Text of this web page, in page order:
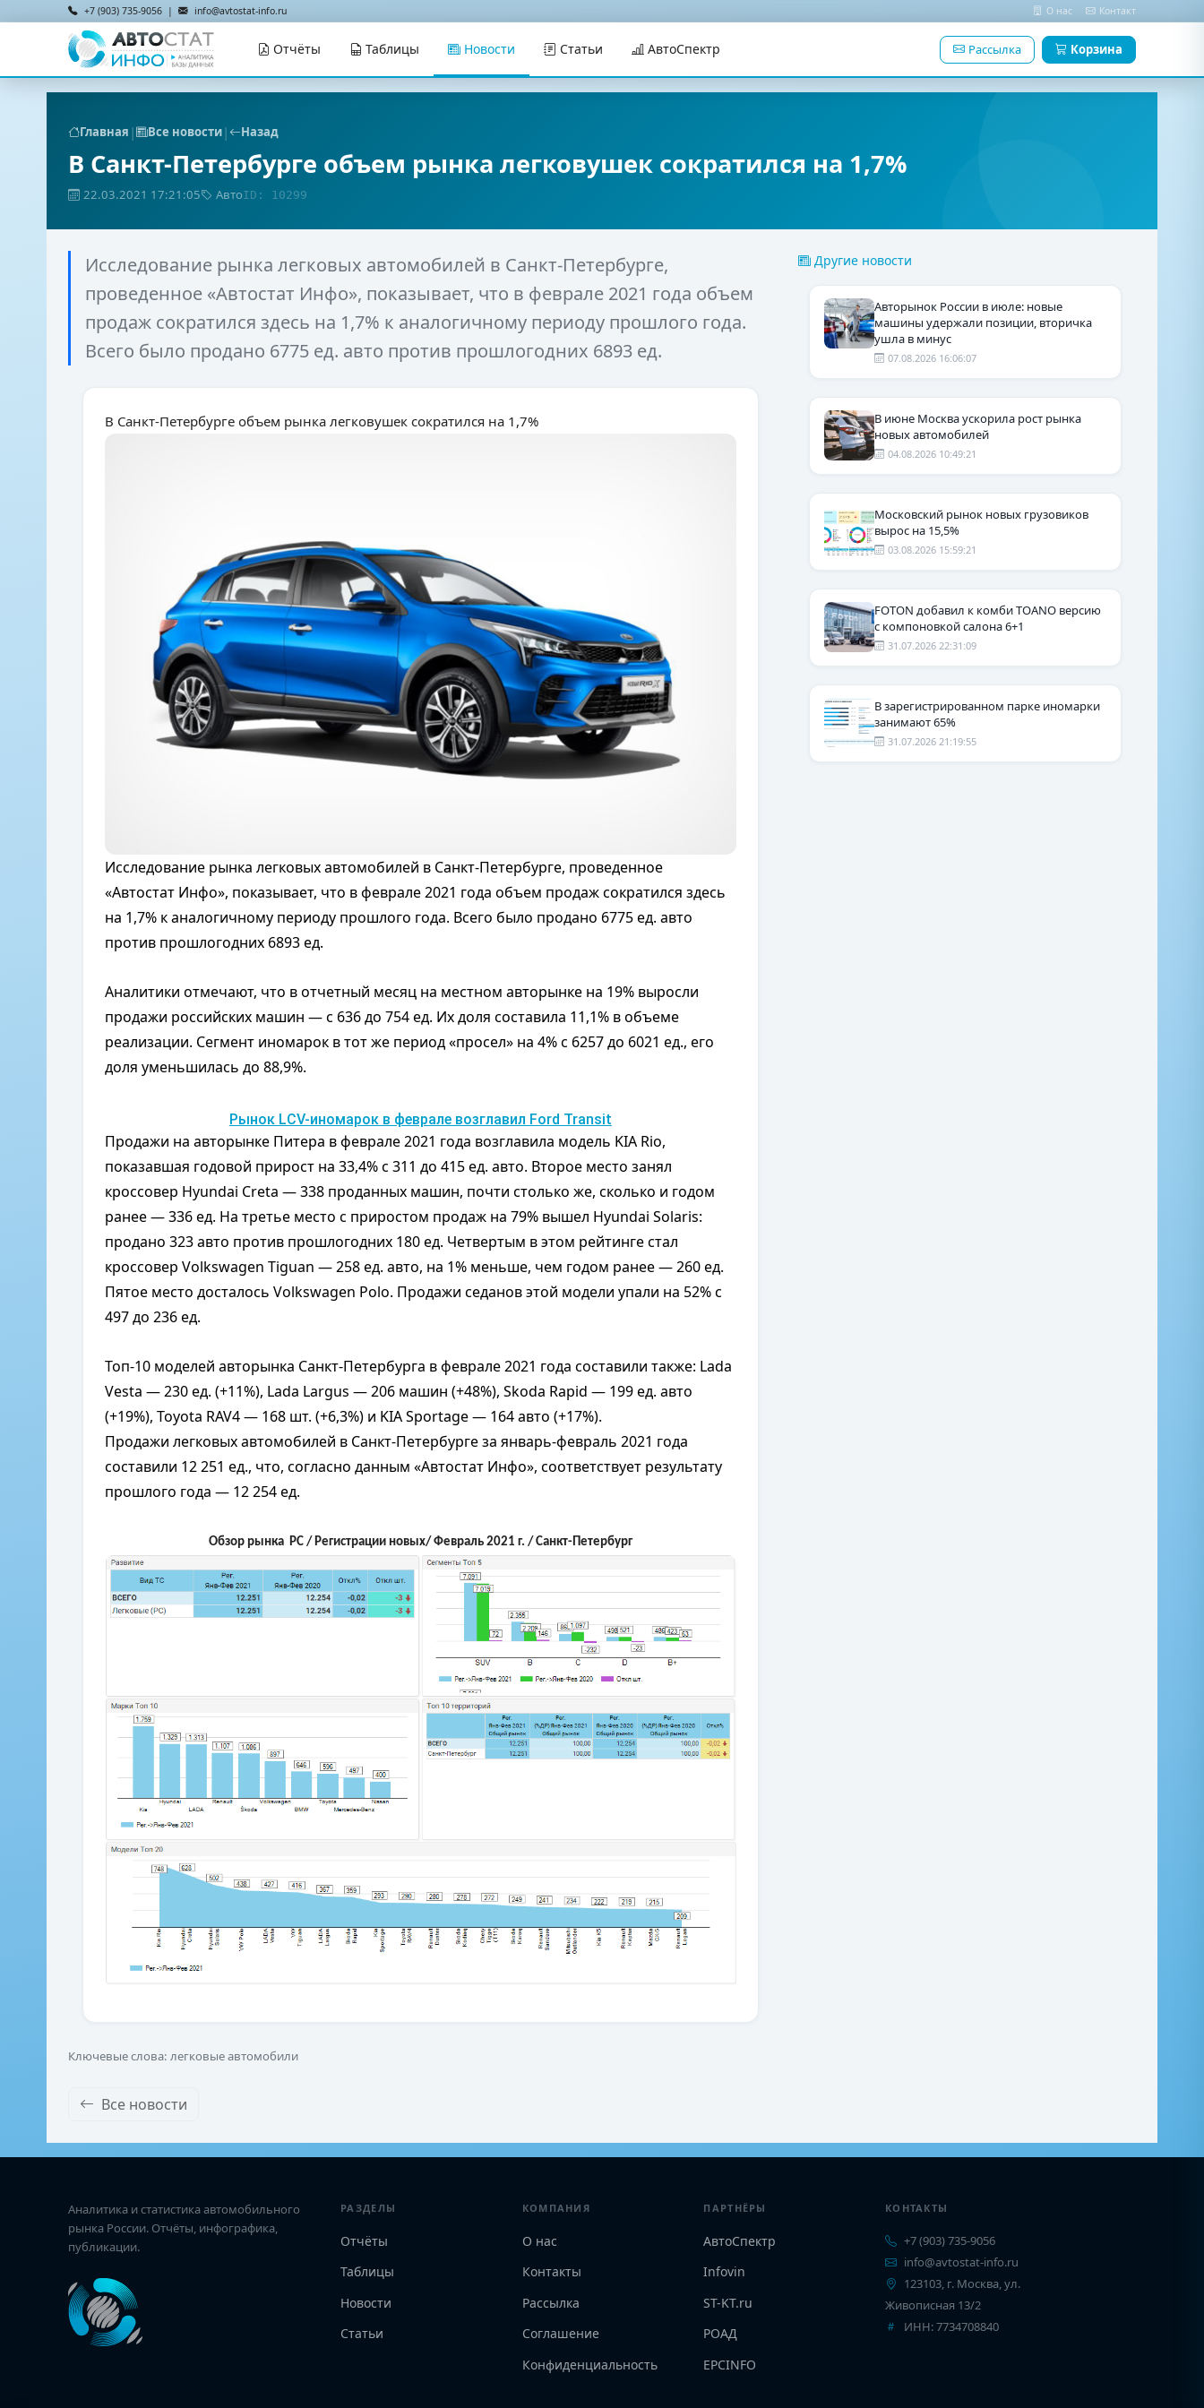
+7 (903) 735-9056 | info@avtostat-info.ru О нас Контакт
Отчёты Таблицы Новости Статьи АвтоСпектр Рассылка Корзина
Главная | Все новости| Назад
В Санкт-Петербурге объем рынка легковушек сократился на 1,7%
22.03.2021 17:21:05 АвтоID: 10299
Исследование рынка легковых автомобилей в Санкт-Петербурге,
проведенное «Автостат Инфо», показывает, что в феврале 2021 года объем
продаж сократился здесь на 1,7% к аналогичному периоду прошлого года.
Всего было продано 6775 ед. авто против прошлогодних 6893 ед.
В Санкт-Петербурге объем рынка легковушек сократился на 1,7%
Исследование рынка легковых автомобилей в Санкт-Петербурге, проведенное
«Автостат Инфо», показывает, что в феврале 2021 года объем продаж сократился здесь
на 1,7% к аналогичному периоду прошлого года. Всего было продано 6775 ед. авто
против прошлогодних 6893 ед.
Аналитики отмечают, что в отчетный месяц на местном авторынке на 19% выросли
продажи российских машин — с 636 до 754 ед. Их доля составила 11,1% в объеме
реализации. Сегмент иномарок в тот же период «просел» на 4% с 6257 до 6021 ед., его
доля уменьшилась до 88,9%.
Рынок LCV-иномарок в феврале возглавил Ford Transit
Продажи на авторынке Питера в феврале 2021 года возглавила модель KIA Rio,
показавшая годовой прирост на 33,4% с 311 до 415 ед. авто. Второе место занял
кроссовер Hyundai Creta — 338 проданных машин, почти столько же, сколько и годом
ранее — 336 ед. На третье место с приростом продаж на 79% вышел Hyundai Solaris:
продано 323 авто против прошлогодних 180 ед. Четвертым в этом рейтинге стал
кроссовер Volkswagen Tiguan — 258 ед. авто, на 1% меньше, чем годом ранее — 260 ед.
Пятое место досталось Volkswagen Polo. Продажи седанов этой модели упали на 52% с
497 до 236 ед.
Топ-10 моделей авторынка Санкт-Петербурга в феврале 2021 года составили также: Lada
Vesta — 230 ед. (+11%), Lada Largus — 206 машин (+48%), Skoda Rapid — 199 ед. авто
(+19%), Toyota RAV4 — 168 шт. (+6,3%) и KIA Sportage — 164 авто (+17%).
Продажи легковых автомобилей в Санкт-Петербурге за январь-февраль 2021 года
составили 12 251 ед., что, согласно данным «Автостат Инфо», соответствует результату
прошлого года — 12 254 ед.
Обзор рынка PC/ Регистрации новых/ Февраль 2021 г. / Санкт-Петербург
Ключевые слова: легковые автомобили
Все новости
Другие новости
Авторынок России в июле: новые
машины удержали позиции, вторичка
ушла в минус
07.08.2026 16:06:07
В июне Москва ускорила рост рынка
новых автомобилей
04.08.2026 10:49:21
Московский рынок новых грузовиков
вырос на 15,5%
03.08.2026 15:59:21
FOTON добавил к комби TOANO версию
с компоновкой салона 6+1
31.07.2026 22:31:09
В зарегистрированном парке иномарки
занимают 65%
31.07.2026 21:19:55
Аналитика и статистика автомобильного
рынка России. Отчёты, инфографика,
публикации.
РАЗДЕЛЫ
Отчёты
Таблицы
Новости
Статьи
КОМПАНИЯ
О нас
Контакты
Рассылка
Соглашение
Конфиденциальность
ПАРТНЁРЫ
АвтоСпектр
Infovin
ST-KT.ru
РОАД
EPCINFO
КОНТАКТЫ
+7 (903) 735-9056
info@avtostat-info.ru
123103, г. Москва, ул.
Живописная 13/2
ИНН: 7734708840